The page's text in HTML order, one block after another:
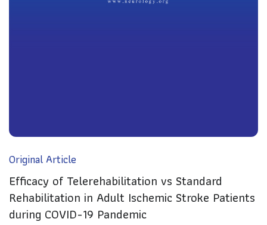
Original Article
Efficacy of Telerehabilitation vs Standard
Rehabilitation in Adult Ischemic Stroke Patients
during COVID-19 Pandemic